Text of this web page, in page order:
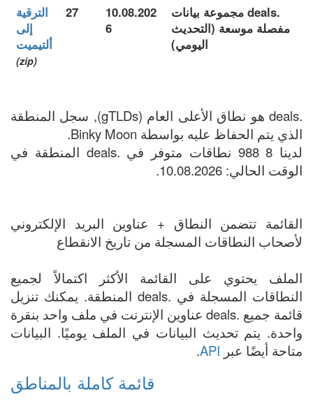
.deals مجموعة بيانات
مفصلة موسعة (التحديث
اليومي)
10.08.202
6
27
الترقية
إلى
ألتيميت
(zip)
.deals هو نطاق الأعلى العام (gTLDs), سجل المنطقة
الذي يتم الحفاظ عليه بواسطة Binky Moon.
لدينا 8 988 نطاقات متوفر في .deals المنطقة في
الوقت الحالي: 10.08.2026.
القائمة تتضمن النطاق + عناوين البريد الإلكتروني
لأصحاب النطاقات المسجلة من تاريخ الانقطاع
الملف يحتوي على القائمة الأكثر اكتمالاً لجميع
النطاقات المسجلة في .deals المنطقة. يمكنك تنزيل
قائمة جميع .deals عناوين الإنترنت في ملف واحد بنقرة
واحدة. يتم تحديث البيانات في الملف يوميًا. البيانات
متاحة أيضًا عبر API
.
قائمة كاملة بالمناطق